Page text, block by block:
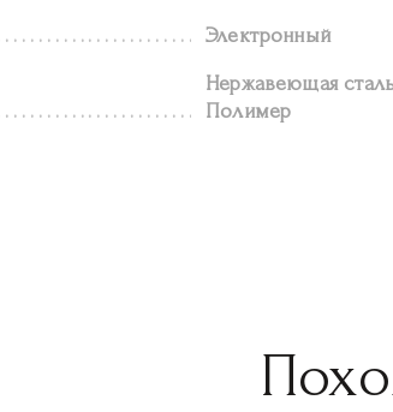
Электронный
Нержавеющая
Полимер